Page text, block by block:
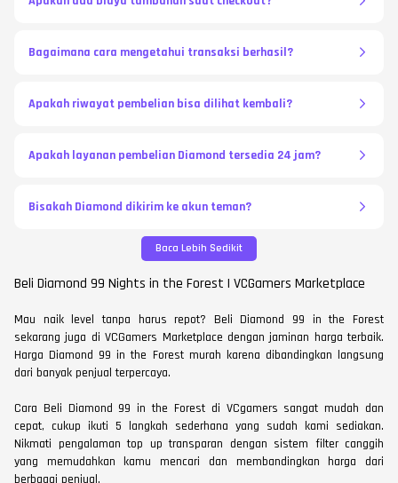
Bagaimana cara mengetahui transaksi berhasil?
Apakah riwayat pembelian bisa dilihat kembali?
Apakah layanan pembelian Diamond tersedia 24 jam?
Bisakah Diamond dikirim ke akun teman?
Baca Lebih Sedikit
Beli Diamond 99 Nights in the Forest | VCGamers Marketplace
Mau naik level tanpa harus repot? Beli Diamond 99 in the Forest
sekarang juga di VCGamers Marketplace dengan jaminan harga terbaik.
Harga Diamond 99 in the Forest murah karena dibandingkan langsung
dari banyak penjual terpercaya.
Cara Beli Diamond 99 in the Forest di VCgamers sangat mudah dan
cepat, cukup ikuti 5 langkah sederhana yang sudah kami sediakan.
Nikmati pengalaman top up transparan dengan sistem filter canggih
yang memudahkan kamu mencari dan membandingkan harga dari
berbagai penjual.